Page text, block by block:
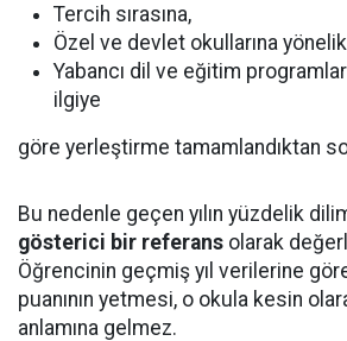
Tercih sırasına,
Özel ve devlet okullarına
Yabancı dil ve eğitim
ilgiye
göre yerleştirme tamamlandıktan
Bu nedenle geçen yılın yüzdelik
gösterici bir referans olarak
Öğrencinin geçmiş yıl verilerine
puanının yetmesi, o okula kesin
anlamına gelmez.